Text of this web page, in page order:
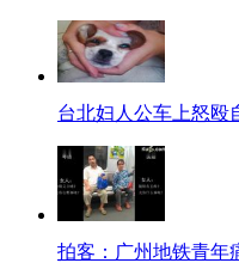
台北妇人公车上怒殴
拍客：广州地铁青年